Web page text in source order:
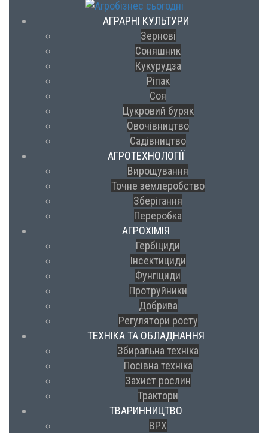
АГРАРНІ КУЛЬТУРИ
Зернові
Соняшник
Кукурудза
Ріпак
Соя
Цукровий буряк
Овочівництво
Садівництво
АГРОТЕХНОЛОГІЇ
Вирощування
Точне землеробство
Зберігання
Переробка
АГРОХІМІЯ
Гербіциди
Інсектициди
Фунгіциди
Протруйники
Добрива
Регулятори росту
ТЕХНІКА ТА ОБЛАДНАННЯ
Збиральна техніка
Посівна техніка
Захист рослин
Трактори
ТВАРИННИЦТВО
ВРХ